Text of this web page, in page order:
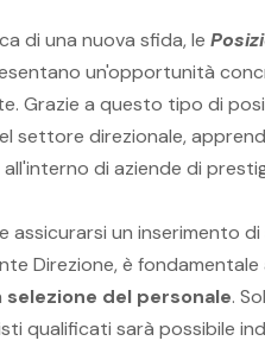
di una nuova sfida, le
un'opportunità
Grazie a questo tipo di
settore direzionale,
di aziende di
un inserimento di
Direzione, è fondamentale
selezione del personale.
qualificati sarà possibile